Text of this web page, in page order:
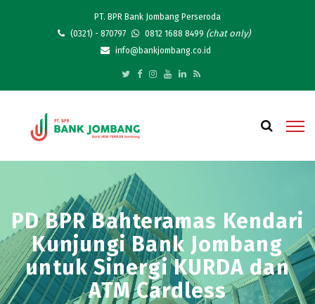
PT. BPR Bank Jombang Perseroda
(0321) - 870797
0812 1688 8499 (chat only)
info@bankjombang.co.id
PD BPR Bahteramas Kendari
Kunjungi Bank Jombang
untuk Sinergi KURDA dan
ATM Cardless